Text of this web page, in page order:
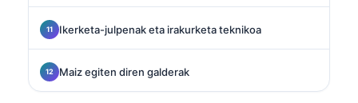
Ikerketa-julpenak eta irakurketa teknikoa
Maiz egiten diren galderak